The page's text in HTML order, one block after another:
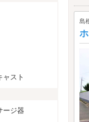
島
ャスト
ージ器